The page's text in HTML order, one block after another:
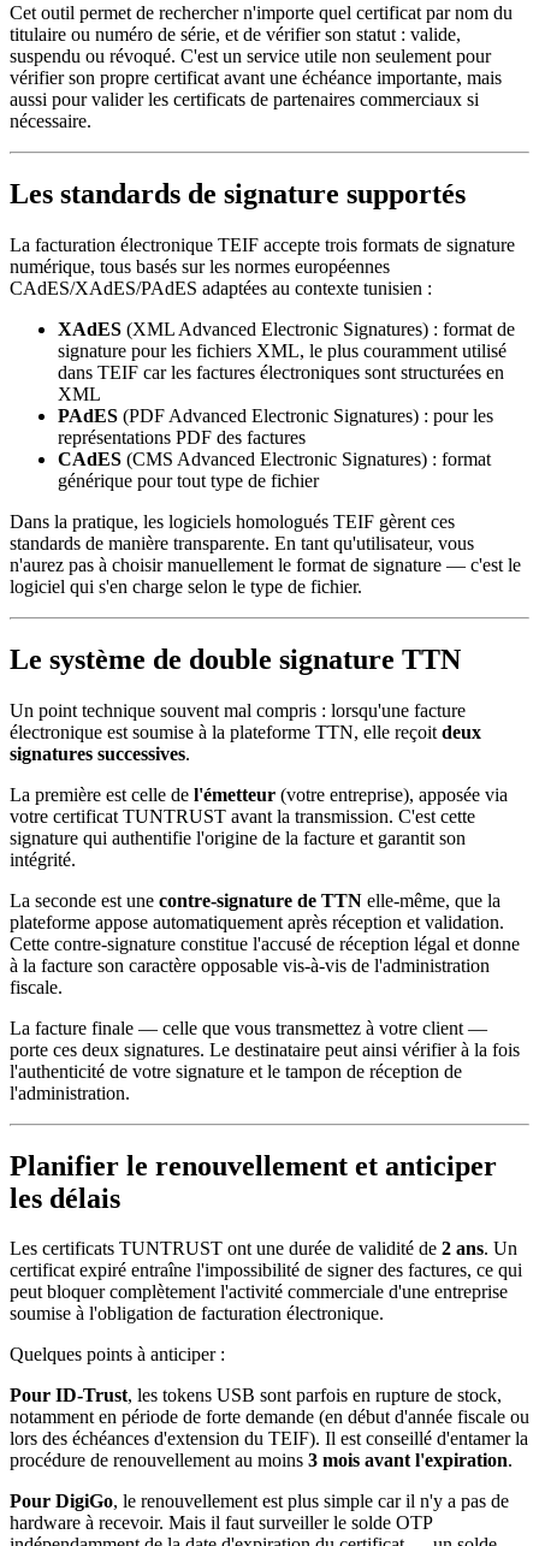
Cet outil permet de rechercher n'importe quel certificat par nom du
titulaire ou numéro de série, et de vérifier son statut : valide,
suspendu ou révoqué. C'est un service utile non seulement pour
vérifier son propre certificat avant une échéance importante, mais
aussi pour valider les certificats de partenaires commerciaux si
nécessaire.
Les standards de signature supportés
La facturation électronique TEIF accepte trois formats de signature
numérique, tous basés sur les normes européennes
CAdES/XAdES/PAdES adaptées au contexte tunisien :
XAdES (XML Advanced Electronic Signatures) : format de
signature pour les fichiers XML, le plus couramment utilisé
dans TEIF car les factures électroniques sont structurées en
XML
PAdES (PDF Advanced Electronic Signatures) : pour les
représentations PDF des factures
CAdES (CMS Advanced Electronic Signatures) : format
générique pour tout type de fichier
Dans la pratique, les logiciels homologués TEIF gèrent ces
standards de manière transparente. En tant qu'utilisateur, vous
n'aurez pas à choisir manuellement le format de signature — c'est le
logiciel qui s'en charge selon le type de fichier.
Le système de double signature TTN
Un point technique souvent mal compris : lorsqu'une facture
électronique est soumise à la plateforme TTN, elle reçoit deux
signatures successives.
La première est celle de l'émetteur (votre entreprise), apposée via
votre certificat TUNTRUST avant la transmission. C'est cette
signature qui authentifie l'origine de la facture et garantit son
intégrité.
La seconde est une contre-signature de TTN elle-même, que la
plateforme appose automatiquement après réception et validation.
Cette contre-signature constitue l'accusé de réception légal et donne
à la facture son caractère opposable vis-à-vis de l'administration
fiscale.
La facture finale — celle que vous transmettez à votre client —
porte ces deux signatures. Le destinataire peut ainsi vérifier à la fois
l'authenticité de votre signature et le tampon de réception de
l'administration.
Planifier le renouvellement et anticiper
les délais
Les certificats TUNTRUST ont une durée de validité de 2 ans. Un
certificat expiré entraîne l'impossibilité de signer des factures, ce qui
peut bloquer complètement l'activité commerciale d'une entreprise
soumise à l'obligation de facturation électronique.
Quelques points à anticiper :
Pour ID-Trust, les tokens USB sont parfois en rupture de stock,
notamment en période de forte demande (en début d'année fiscale ou
lors des échéances d'extension du TEIF). Il est conseillé d'entamer la
procédure de renouvellement au moins 3 mois avant l'expiration.
Pour DigiGo, le renouvellement est plus simple car il n'y a pas de
hardware à recevoir. Mais il faut surveiller le solde OTP